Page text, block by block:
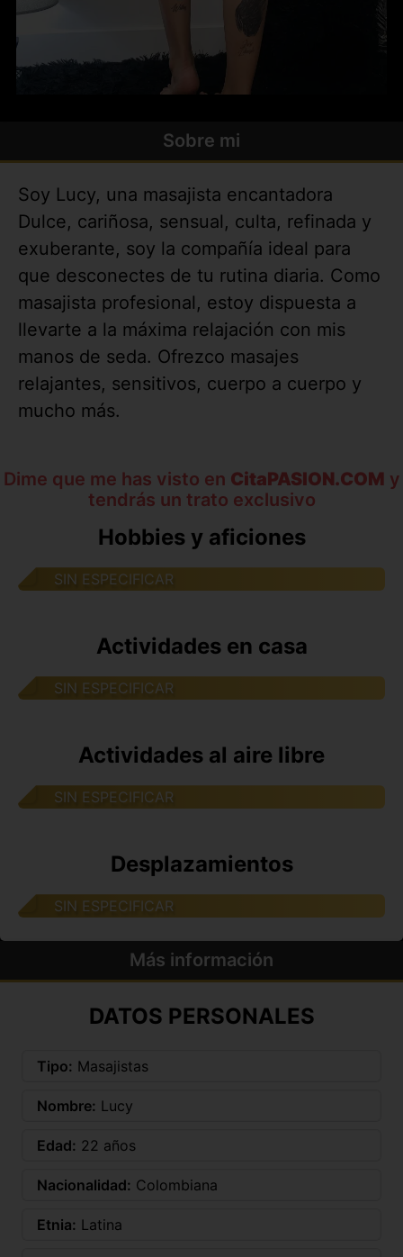
Sobre mi
Soy Lucy, una masajista encantadora
Dulce, cariñosa, sensual, culta, refinada y
exuberante, soy la compañía ideal para
que desconectes de tu rutina diaria. Como
masajista profesional, estoy dispuesta a
llevarte a la máxima relajación con mis
manos de seda. Ofrezco masajes
relajantes, sensitivos, cuerpo a cuerpo y
mucho más.
Dime que me has visto en CitaPASION.COM y
tendrás un trato exclusivo
Hobbies y aficiones
SIN ESPECIFICAR
Actividades en casa
SIN ESPECIFICAR
Actividades al aire libre
SIN ESPECIFICAR
Desplazamientos
SIN ESPECIFICAR
Más información
DATOS PERSONALES
Tipo: Masajistas
Nombre: Lucy
Edad: 22 años
Nacionalidad: Colombiana
Etnia: Latina